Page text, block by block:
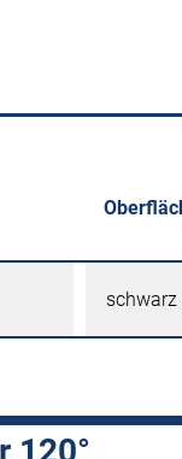
schwarz